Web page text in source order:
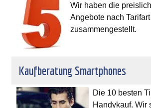
Wir haben die
Angebote nach
zusammengestellt.
Kaufberatung Smartphones
Die 10 besten
Handykauf. Wir